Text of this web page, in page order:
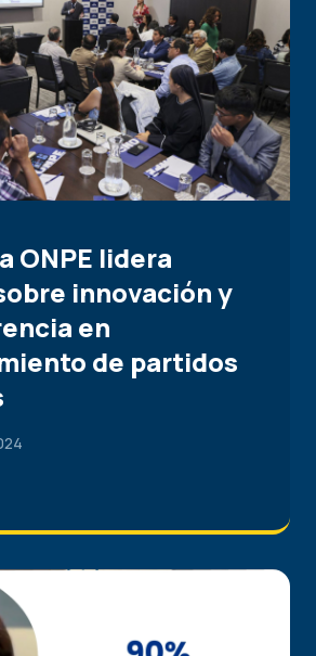
ONPE lidera
innovación y
en
de partidos